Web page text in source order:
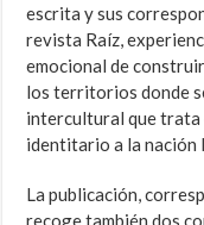
escrita y sus
revista Raíz,
emocional de
los territorios donde
intercultural que
identitario a la nación
La publicación,